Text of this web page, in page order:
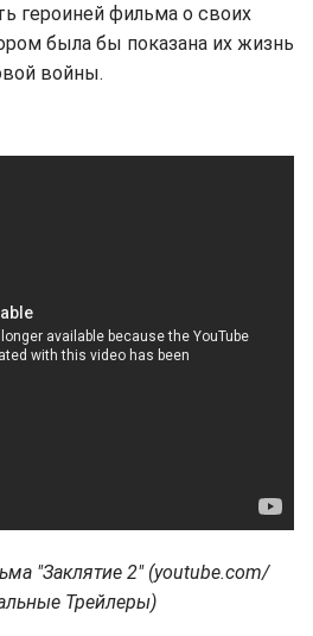
героиней фильма о своих
была бы показана их жизнь
войны.
"Заклятие 2" (youtube.com/
Трейлеры)